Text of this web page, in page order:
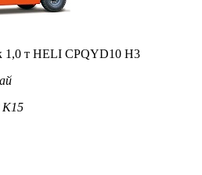
1,0 т HELI CPQYD10 H3
K15